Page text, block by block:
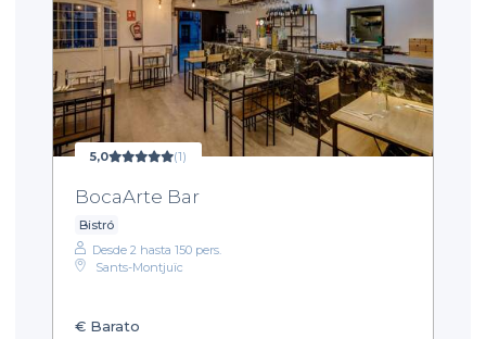
5,0 (1)
BocaArte Bar
Bistró
Desde 2 hasta 150 pers.
Sants-Montjuïc
€ Barato